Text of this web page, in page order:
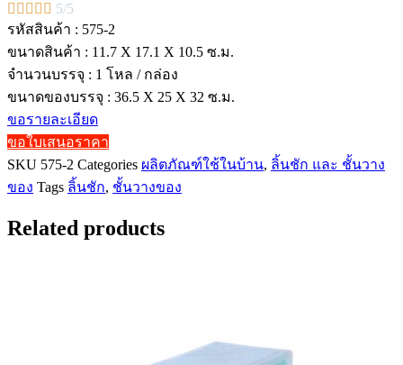
     5/5
รหัสสินค้า : 575-2
ขนาดสินค้า : 11.7 X 17.1 X 10.5 ซ.ม.
จำนวนบรรจุ : 1 โหล / กล่อง
ขนาดของบรรจุ : 36.5 X 25 X 32 ซ.ม.
ขอรายละเอียด
ขอใบเสนอราคา
SKU 575-2 Categories ผลิตภัณฑ์ใช้ในบ้าน, ลิ้นชัก และ ชั้นวาง
ของ Tags ลิ้นชัก, ชั้นวางของ
Related products